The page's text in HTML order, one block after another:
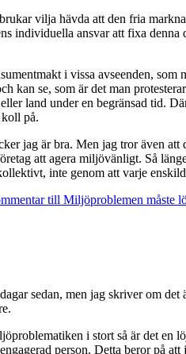
vilja hävda att den fria
individuella ansvar att fixa
i vissa avseenden,
kan se, som är det man
land under en begränsad tid.
på.
jag är bra. Men jag tror även
att agera miljövänligt. Så
inte genom att varje
till Miljöproblemen måste
sedan, men jag skriver om
i stort så är det
person. Detta beror på